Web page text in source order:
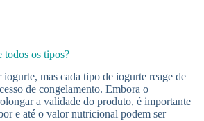
todos os tipos?
mas cada tipo de iogurte reage de
de congelamento. Embora o
a validade do produto, é importante
e até o valor nutricional podem ser